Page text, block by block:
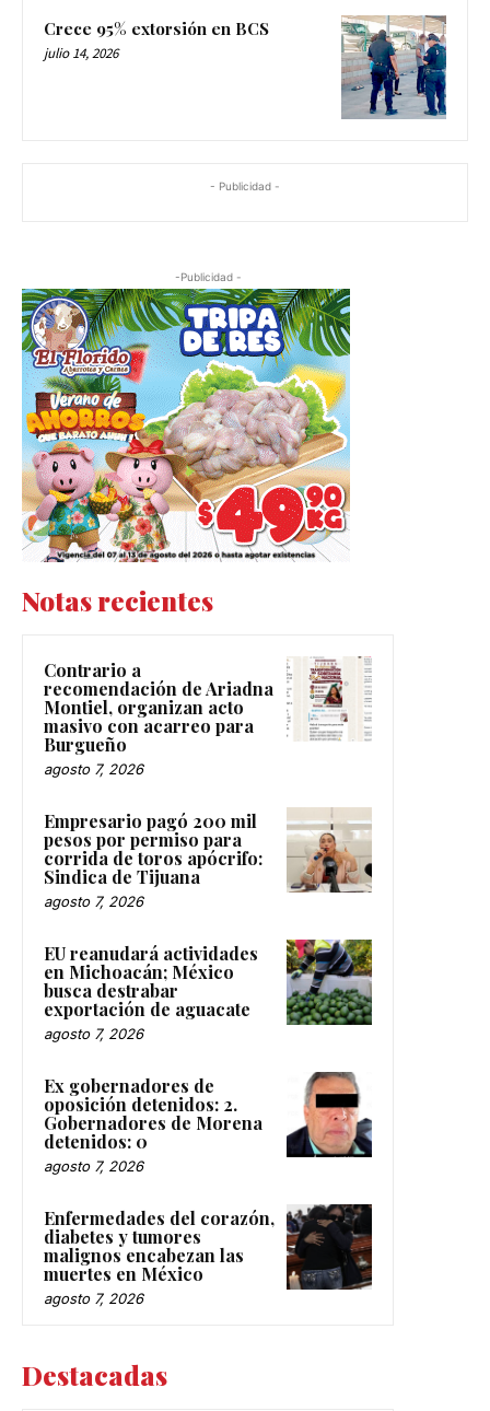
Crece 95% extorsión en BCS
julio 14, 2026
- Publicidad -
-Publicidad -
Notas recientes
Contrario a
recomendación de Ariadna
Montiel, organizan acto
masivo con acarreo para
Burgueño
agosto 7, 2026
Empresario pagó 200 mil
pesos por permiso para
corrida de toros apócrifo:
Sindica de Tijuana
agosto 7, 2026
EU reanudará actividades
en Michoacán; México
busca destrabar
exportación de aguacate
agosto 7, 2026
Ex gobernadores de
oposición detenidos: 2.
Gobernadores de Morena
detenidos: 0
agosto 7, 2026
Enfermedades del corazón,
diabetes y tumores
malignos encabezan las
muertes en México
agosto 7, 2026
Destacadas